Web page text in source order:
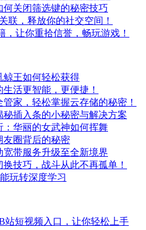
关闭筛选键的秘密技巧
联，释放你的社交空间！
，让你重拾信誉，畅玩游戏！
鲸王如何轻松获得
活更智能，更便捷！
家，轻松掌握云存储的秘密！
插入条的小秘密与解决方案
：华丽的女武神如何挥舞
友圈背后的秘密
带服务升级至全新境界
技巧，战斗从此不再孤单！
玩转深度学习
站短视频入口，让你轻松上手